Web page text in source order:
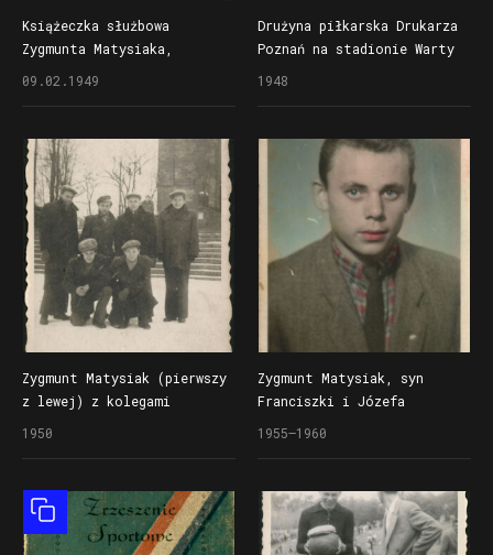
Książeczka służbowa
Zygmunta Matysiaka,
harcerza 78. Poznańskiej
Czarnieckiego w Poznaniu
09.02.1949
Drużyna piłkarska Drukarza
Poznań na stadionie Warty
przy ul. Rolnej, bramkarz
1948
Zygmunt Matysiak (pierwszy
z lewej) z kolegami
przed Operą
1950
Zygmunt Matysiak, syn
Franciszki i Józefa
1955–1960
Obiekt złożony